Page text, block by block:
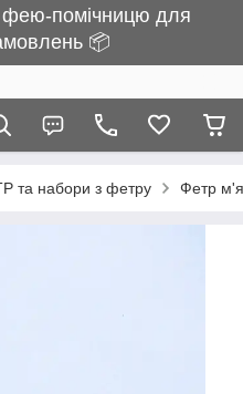
фею-помічницю для
📦
та набори з фетру Фетр